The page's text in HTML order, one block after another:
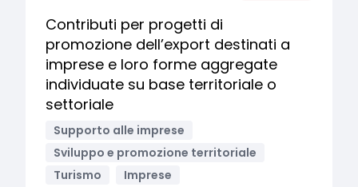
Contributi per progetti di
promozione dell’export destinati a
imprese e loro forme aggregate
individuate su base territoriale o
settoriale
Supporto alle imprese
Sviluppo e promozione territoriale
Turismo
Imprese